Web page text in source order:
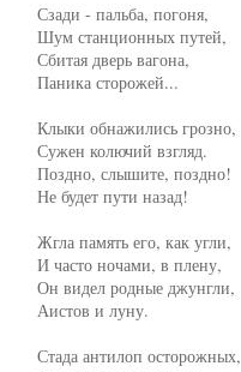
     Сзади - пальба, погоня,
     Шум станционных путей,
     Сбитая дверь вагона,
     Паника сторожей...
     Клыки обнажились грозно,
     Сужен колючий взгляд.
     Поздно, слышите, поздно!
     Не будет пути назад!
     Жгла память его, как угли,
     И часто ночами, в плену,
     Он видел родные джунгли,
     Аистов и луну.
     Стада антилоп осторожных,